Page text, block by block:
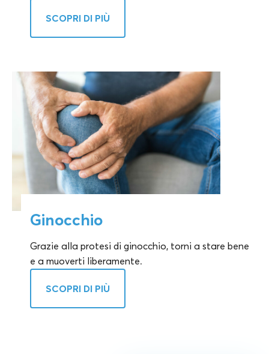
SCOPRI DI PIÙ
Ginocchio
Grazie alla protesi di ginocchio, torni a stare bene
e a muoverti liberamente.
SCOPRI DI PIÙ